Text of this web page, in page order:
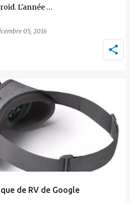
L'année …
05, 2016
de RV de Google